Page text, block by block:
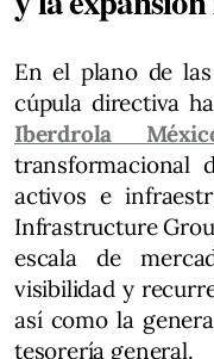
En el plano de
cúpula directiva
Iberdrola
transformacional
activos e
Infrastructure
escala de
visibilidad y
así como la
tesorería general.